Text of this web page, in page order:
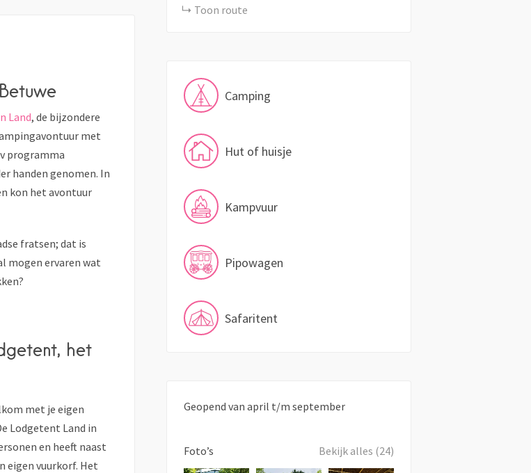
Land, de bijzondere
met
programma
handen genomen. In
kon het avontuur
fratsen; dat is
mogen ervaren wat
het
met je eigen
Lodgetent Land in
en heeft naast
eigen vuurkorf. Het
Toon route
Camping
Hut of huisje
Kampvuur
Pipowagen
Safaritent
Geopend van april t/m september
Foto’s Bekijk alles (24)